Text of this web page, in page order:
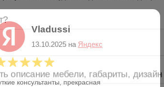
Vladussi
консультанты, прекрасная
13.10.2025 на Яндекс
мебели, габариты, дизайн